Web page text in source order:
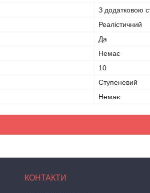
З додатковою
Реалістичний
Да
Немає
10
Ступеневий
Немає